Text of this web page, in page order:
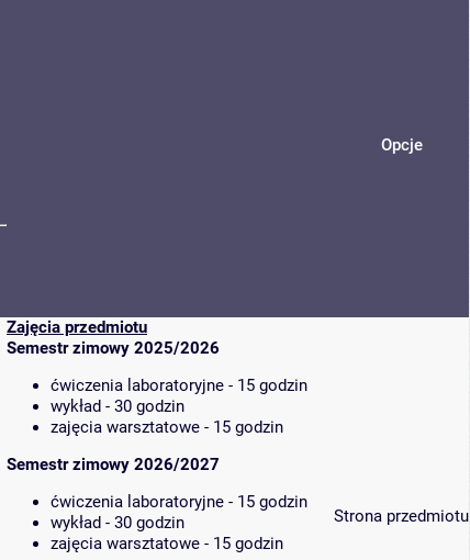
Opcje
Zajęcia przedmiotu
Semestr zimowy 2025/2026
ćwiczenia laboratoryjne - 15 godzin
wykład - 30 godzin
zajęcia warsztatowe - 15 godzin
Semestr zimowy 2026/2027
ćwiczenia laboratoryjne - 15 godzin
wykład - 30 godzin
zajęcia warsztatowe - 15 godzin
Strona przedmiotu